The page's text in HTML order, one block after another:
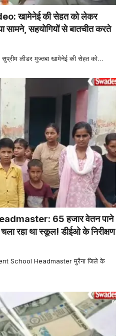
खामेनेई की सेहत को लेकर
सामने, सहयोगियों से बातचीत करते
लीडर मुज्तबा खामेनेई की सेहत को…
65 हजार वेतन पाने
रहा था स्कूल! डीईओ के निरीक्षण
School Headmaster मुरैना जिले के